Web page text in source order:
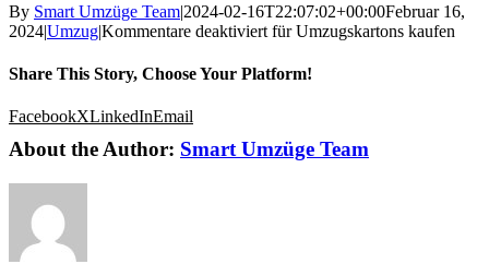
By Smart Umzüge Team|2024-02-16T22:07:02+00:00Februar 16,
2024|Umzug|Kommentare deaktiviert für Umzugskartons kaufen
Share This Story, Choose Your Platform!
FacebookXLinkedInEmail
About the Author: Smart Umzüge Team